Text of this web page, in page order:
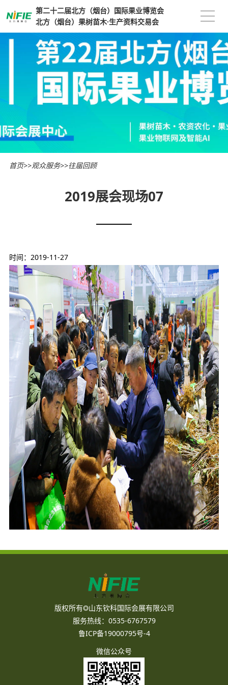
第二十二届北方（烟台）国际果业博览会
北方（烟台）果树苗木·生产资料交易会
首页>>观众服务>>往届回顾
2019展会现场07
时间：2019-11-27
版权所有◎山东钦科国际会展有限公司
服务热线：0535-6767579
鲁ICP备19000795号-4
微信公众号